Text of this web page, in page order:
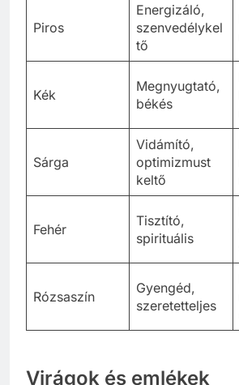
Piros
Energizáló,
szenvedélykel
tő
Kék
Megnyugtató,
békés
Sárga
Vidámító,
optimizmust
keltő
Fehér
Tisztító,
spirituális
Rózsaszín
Gyengéd,
szeretetteljes
Virágok és emlékek